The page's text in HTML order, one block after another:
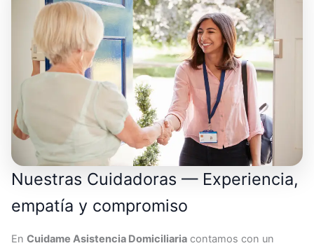
Nuestras Cuidadoras — Experiencia,
empatía y compromiso
En Cuidame Asistencia Domiciliaria contamos con un